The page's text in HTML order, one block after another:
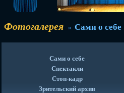
Фотогалерея » Сами о себе
Сами о себе
Спектакли
Стоп-кадр
Зрительский архив